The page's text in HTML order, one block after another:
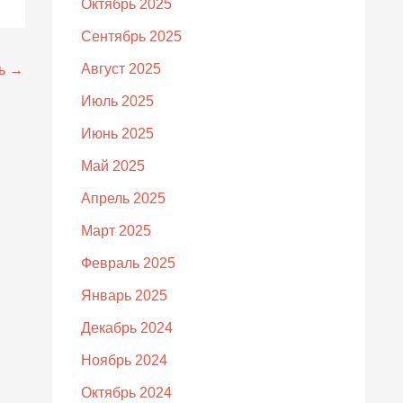
→
Октябрь 2025
Сентябрь 2025
Август 2025
Июль 2025
Июнь 2025
Май 2025
Апрель 2025
Март 2025
Февраль 2025
Январь 2025
Декабрь 2024
Ноябрь 2024
Октябрь 2024